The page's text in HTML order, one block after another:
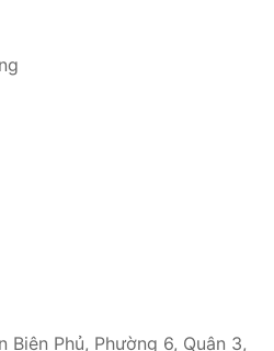
Biên Phủ, Phường 6, Quận 3,